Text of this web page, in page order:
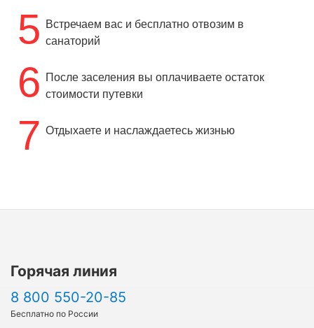
5
Встречаем вас и бесплатно отвозим в
санаторий
6
После заселения вы оплачиваете остаток
стоимости путевки
7 Отдыхаете и наслаждаетесь жизнью
Горячая линия
8 800 550-20-85
Бесплатно по России